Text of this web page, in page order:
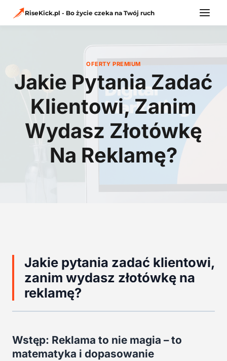
RiseKick.pl - Bo życie czeka na Twój ruch
OFERTY PREMIUM
Jakie Pytania Zadać
Klientowi, Zanim
Wydasz Złotówkę
Na Reklamę?
Jakie pytania zadać klientowi,
zanim wydasz złotówkę na
reklamę?
Wstęp: Reklama to nie magia – to
matematyka i dopasowanie